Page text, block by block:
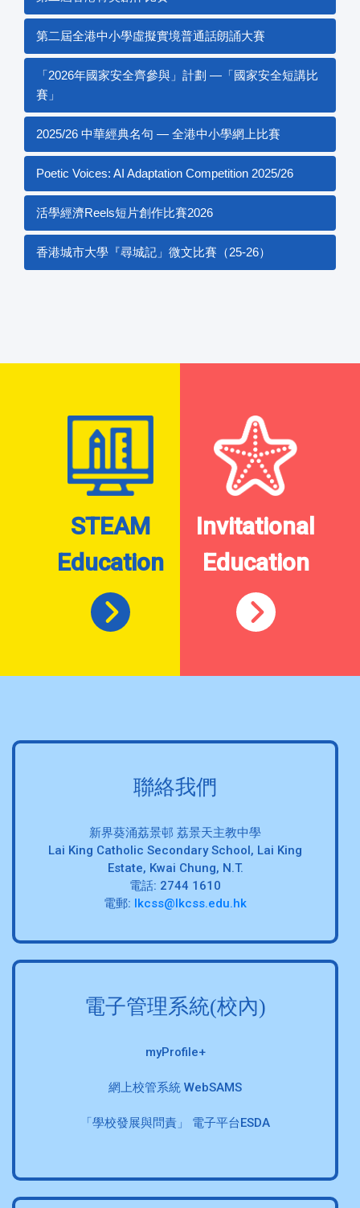
第二屆全港中小學虛擬實境普通話朗誦大賽
「2026年國家安全齊參與」計劃 —「國家安全短講比
賽」
2025/26 中華經典名句 — 全港中小學網上比賽
Poetic Voices: AI Adaptation Competition 2025/26
活學經濟Reels短片創作比賽2026
香港城市大學『尋城記」微文比賽（25-26）
STEAM
Education
Invitational
Education
聯絡我們
新界葵涌荔景邨 荔景天主教中學
Lai King Catholic Secondary School, Lai King
Estate, Kwai Chung, N.T.
電話: 2744 1610
電郵: lkcss@lkcss.edu.hk
電子管理系統(校內)
myProfile+
網上校管系統 WebSAMS
「學校發展與問責」 電子平台ESDA